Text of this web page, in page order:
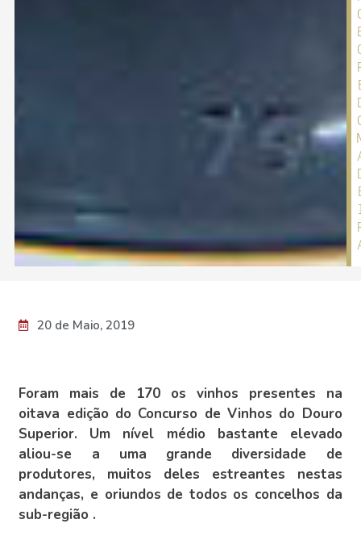
20 de Maio, 2019
Foram mais de 170 os vinhos presentes na
oitava edição do Concurso de Vinhos do Douro
Superior. Um nível médio bastante elevado
aliou-se a uma grande diversidade de
produtores, muitos deles estreantes nestas
andanças, e oriundos de todos os concelhos da
sub-região .